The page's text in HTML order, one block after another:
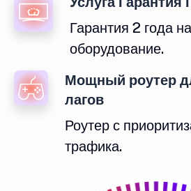
Гарантия 2 года
оборудование.
Мощный роутер
лагов
Роутер с
трафика.